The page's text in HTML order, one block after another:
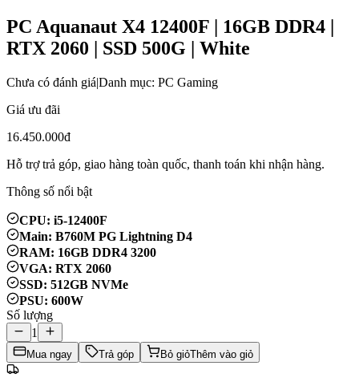
PC Aquanaut X4 12400F | 16GB DDR4 |
RTX 2060 | SSD 500G | White
Chưa có đánh giá|Danh mục: PC Gaming
Giá ưu đãi
16.450.000đ
Hỗ trợ trả góp, giao hàng toàn quốc, thanh toán khi nhận hàng.
Thông số nổi bật
CPU: i5-12400F
Main: B760M PG Lightning D4
RAM: 16GB DDR4 3200
VGA: RTX 2060
SSD: 512GB NVMe
PSU: 600W
Số lượng
1
Mua ngay Trả góp Bỏ giỏThêm vào giỏ